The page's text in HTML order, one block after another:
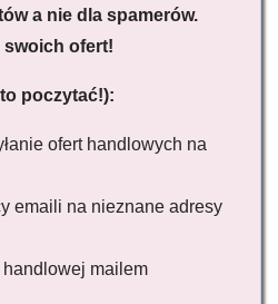
a nie dla spamerów.
swoich ofert!
poczytać!):
ofert handlowych na
emaili na nieznane adresy
handlowej mailem